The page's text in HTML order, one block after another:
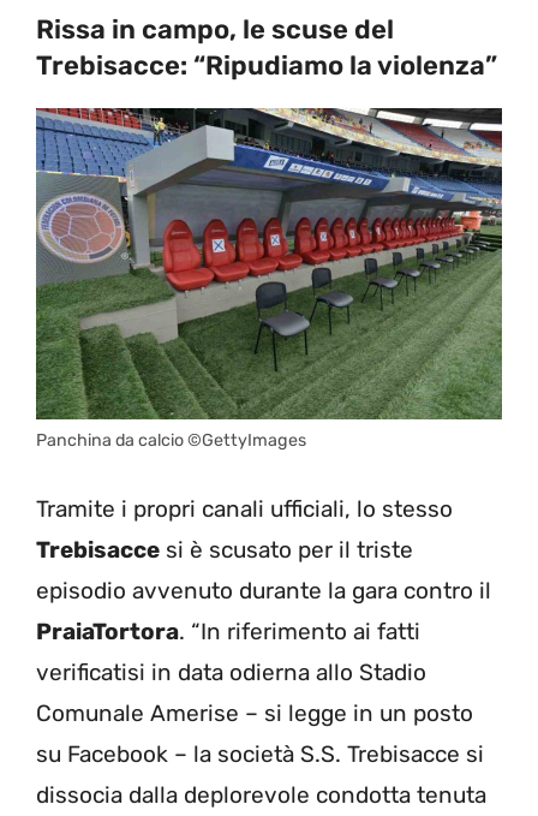
Rissa in campo, le scuse del
Trebisacce: “Ripudiamo la violenza”
Panchina da calcio ©GettyImages
Tramite i propri canali ufficiali, lo stesso
Trebisacce si è scusato per il triste
episodio avvenuto durante la gara contro il
PraiaTortora. “In riferimento ai fatti
verificatisi in data odierna allo Stadio
Comunale Amerise – si legge in un posto
su Facebook – la società S.S. Trebisacce si
dissocia dalla deplorevole condotta tenuta